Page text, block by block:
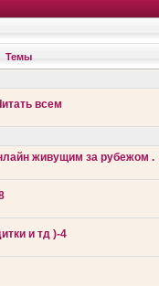
Темы
всем
живущим за рубежом .
и тд )-4